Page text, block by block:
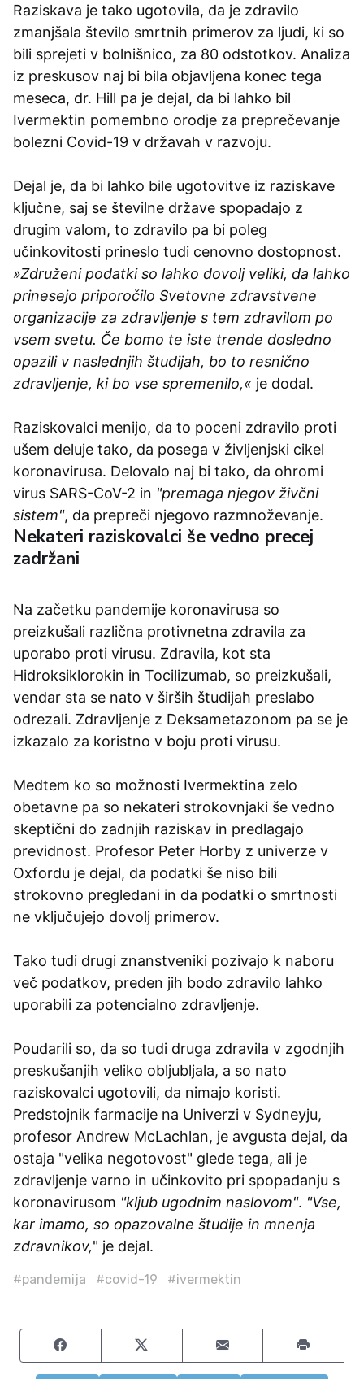
Raziskava je tako ugotovila, da je zdravilo
zmanjšala število smrtnih primerov za ljudi, ki so
bili sprejeti v bolnišnico, za 80 odstotkov. Analiza
iz preskusov naj bi bila objavljena konec tega
meseca, dr. Hill pa je dejal, da bi lahko bil
Ivermektin pomembno orodje za preprečevanje
bolezni Covid-19 v državah v razvoju.
Dejal je, da bi lahko bile ugotovitve iz raziskave
ključne, saj se številne države spopadajo z
drugim valom, to zdravilo pa bi poleg
učinkovitosti prineslo tudi cenovno dostopnost.
»Združeni podatki so lahko dovolj veliki, da lahko
prinesejo priporočilo Svetovne zdravstvene
organizacije za zdravljenje s tem zdravilom po
vsem svetu. Če bomo te iste trende dosledno
opazili v naslednjih študijah, bo to resnično
zdravljenje, ki bo vse spremenilo,« je dodal.
Raziskovalci menijo, da to poceni zdravilo proti
ušem deluje tako, da posega v življenjski cikel
koronavirusa. Delovalo naj bi tako, da ohromi
virus SARS-CoV-2 in "premaga njegov živčni
sistem", da prepreči njegovo razmnoževanje.
Nekateri raziskovalci še vedno precej
zadržani
Na začetku pandemije koronavirusa so
preizkušali različna protivnetna zdravila za
uporabo proti virusu. Zdravila, kot sta
Hidroksiklorokin in Tocilizumab, so preizkušali,
vendar sta se nato v širših študijah preslabo
odrezali. Zdravljenje z Deksametazonom pa se je
izkazalo za koristno v boju proti virusu.
Medtem ko so možnosti Ivermektina zelo
obetavne pa so nekateri strokovnjaki še vedno
skeptični do zadnjih raziskav in predlagajo
previdnost. Profesor Peter Horby z univerze v
Oxfordu je dejal, da podatki še niso bili
strokovno pregledani in da podatki o smrtnosti
ne vključujejo dovolj primerov.
Tako tudi drugi znanstveniki pozivajo k naboru
več podatkov, preden jih bodo zdravilo lahko
uporabili za potencialno zdravljenje.
Poudarili so, da so tudi druga zdravila v zgodnjih
preskušanjih veliko obljubljala, a so nato
raziskovalci ugotovili, da nimajo koristi.
Predstojnik farmacije na Univerzi v Sydneyju,
profesor Andrew McLachlan, je avgusta dejal, da
ostaja "velika negotovost" glede tega, ali je
zdravljenje varno in učinkovito pri spopadanju s
koronavirusom "kljub ugodnim naslovom". "Vse,
kar imamo, so opazovalne študije in mnenja
zdravnikov," je dejal.
#pandemija #covid-19 #ivermektin
Share on FacebookShare on TwitterShare by email